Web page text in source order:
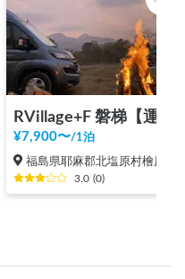
¥7,900〜/1泊
福島県耶麻郡北塩原村檜原（秋元）
3.0 (0)